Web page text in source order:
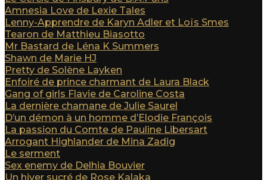
Amnesia Love de Lexie Tales
Lenny-Apprendre de Karyn Adler et Loïs Smes
Tearon de Matthieu Biasotto
Mr Bastard de Léna K Summers
Shawn de Marie HJ
Pretty de Solène Layken
Enfoiré de prince charmant de Laura Black
Gang of girls Flavie de Caroline Costa
La dernière chamane de Julie Saurel
D’un démon à un homme d’Elodie François
La passion du Comte de Pauline Libersart
Arrogant Highlander de Mina Zadig
Le serment
Sex enemy de Delhia Bouvier
Un hiver sucré de Rose Kalaka